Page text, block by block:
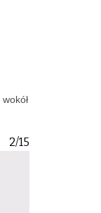
2/15